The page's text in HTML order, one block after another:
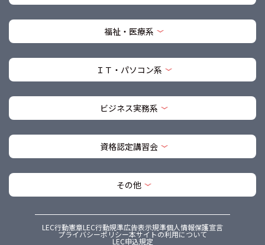
福祉・医療系
ＩＴ・パソコン系
ビジネス実務系
資格認定講習会
その他
LEC行動憲章LEC行動規準広告表示規準個人情報保護宣言
プライバシーポリシー本サイトの利用について
LEC申込規定